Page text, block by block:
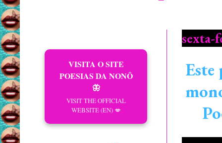
sexta-
Este
VISITA O SITE
POESIAS DA NONÔ
🦋
VISIT THE OFFICIAL
WEBSITE (EN) 💋